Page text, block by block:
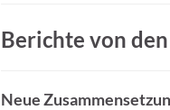
Berichte von
Neue